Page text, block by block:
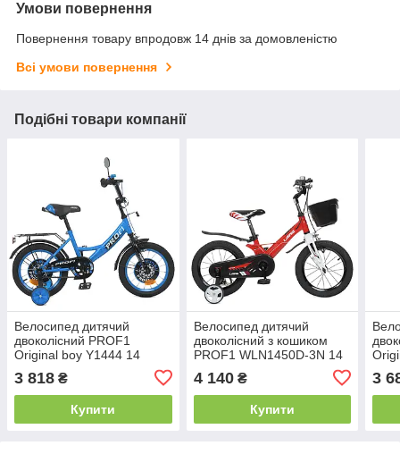
Умови повернення
Повернення товару впродовж 14 днів за домовленістю
Всі умови повернення
Подібні товари компанії
Велосипед дитячий
двоколісний PROF1
Original boy Y1444 14
Синій
3 818 ₴
Купити
Велосипед дитячий
двоколісний з кошиком
PROF1 WLN1450D-3N 14
4 140₴
Купити
3